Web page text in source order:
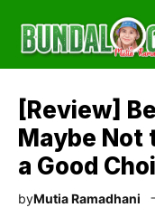
content
[Review]
Maybe Not
a Good
byMutia Ramadhani